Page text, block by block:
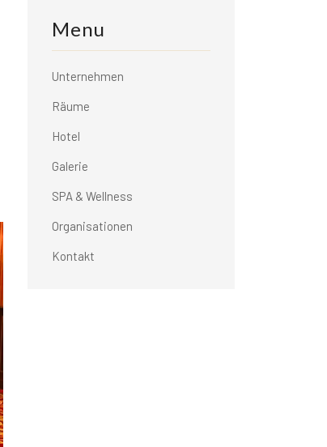
Menu
Unternehmen
Räume
Hotel
Galerie
SPA & Wellness
Organisationen
Kontakt